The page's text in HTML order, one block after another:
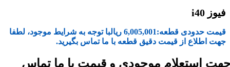
فیوز i40
قیمت حدودی قطعه:6,005,001 ریالبا توجه به شرایط موجود، لطفا
جهت اطلاع از قیمت دقیق قطعه با ما تماس بگیرید.
استعلام موجودی و قیمت با ما تماس